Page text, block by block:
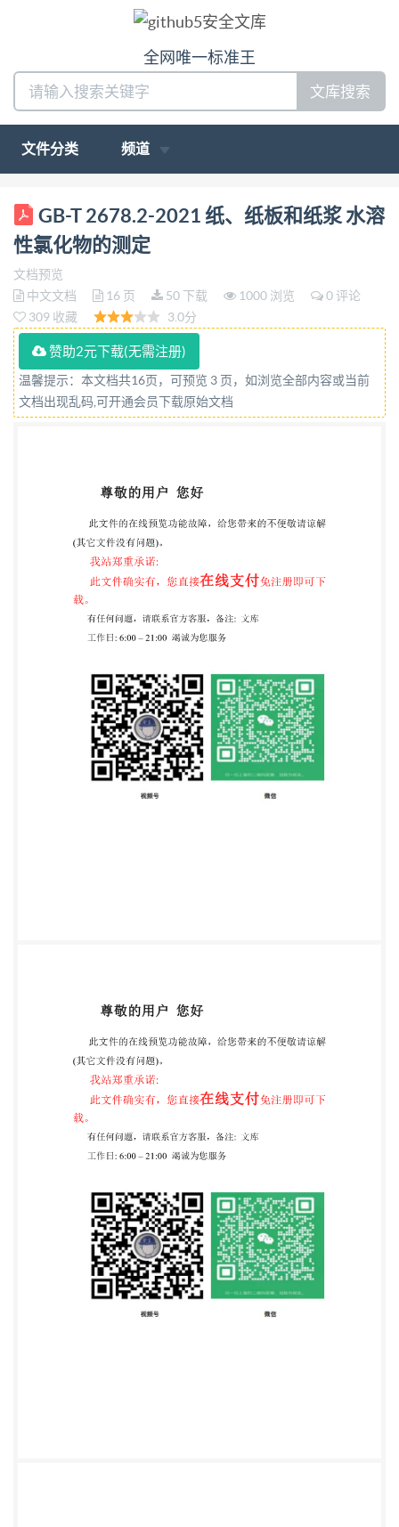
全网唯一标准王
文库搜索
文件分类 频道
ICS 85.040;85.060 CCS Y 30 GB 中华人民共和国国家
标准 GB/T2678.2—2021 代替GB/T2678.2—2008
纸、纸板和纸浆 水溶性氯化物的测定 Paper,board
and pulpsDetermination of water-soluble chlorides
（IS09197:2016.M0D） 2021-08-20发布 2022-09-01
实施 国家市场监督管理总局 发布 国家标准化管理委
员会
GB-T 2678.2-2021 纸、纸板和纸浆 水溶
性氯化物的测定
文档预览
中文文档
16 页 50 下载 1000 浏览
0 评论
309 收藏
3.0分
赞助2元下载(无需注册)
温馨提示：本文档共16页，可预览 3 页，如浏览全部内容或当前
文档出现乱码,可开通会员下载原始文档